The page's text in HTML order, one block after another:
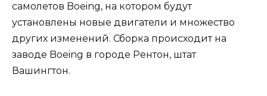
самолетов Boeing, на котором будут
установлены новые двигатели и множество
других изменений. Сборка происходит на
заводе Boeing в городе Рентон, штат
Вашингтон.